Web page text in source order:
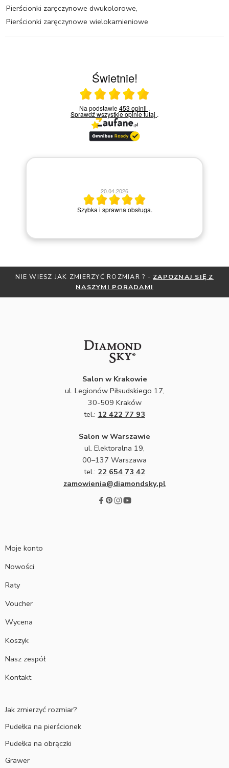
Pierścionki zaręczynowe dwukolorowe,
Pierścionki zaręczynowe wielokamieniowe
Świetnie!
Ocena średnia 5 na 5
Na podstawie453 opinii .
Sprawdź wszystkie opinietutaj .
20.04.2026
Szybka i sprawna obsługa.
WIESZ JAK ZMIERZYĆ ROZMIAR ? -ZAPOZNAJ SIĘ Z
NASZYMI PORADAMI
Salon w Krakowie
ul. Legionów Piłsudskiego 17,
30-509 Kraków
tel.: 12 422 77 93
Salon w Warszawie
ul. Elektoralna 19,
00–137 Warszawa
tel.: 22 654 73 42
zamowienia@diamondsky.pl
Moje konto
Nowości
Raty
Voucher
Wycena
Koszyk
Nasz zespół
Kontakt
Jak zmierzyć rozmiar?
Pudełka na pierścionek
Pudełka na obrączki
Grawer